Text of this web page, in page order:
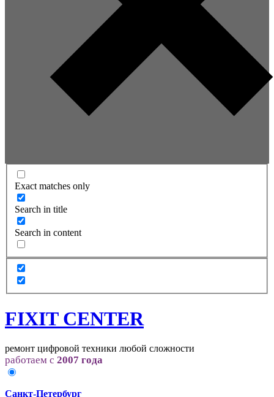
Exact matches only
Search in title
Search in content
FIXIT CENTER
ремонт цифровой техники любой сложности
работаем с 2007 года
Санкт-Петербург